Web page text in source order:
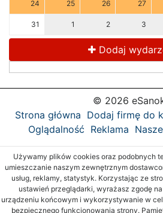
24 25 26 27
31 1 2 3
Dodaj
© 2026
Strona główna Dodaj firmę do
Oglądalność Reklama
Używamy plików cookies oraz podobnych
umieszczanie naszym zewnętrznym
usług, reklamy, statystyk. Korzystając ze
ustawień przeglądarki, wyrażasz zgodę
urządzeniu końcowym i wykorzystywanie w
bezpiecznego funkcjonowania strony.